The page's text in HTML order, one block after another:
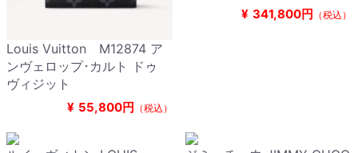
Louis Vuitton M12874 ア
ンヴェロップ･カルト ドゥ
ヴィジット
¥ 55,800円 （税込）
¥ 341,800円 （税込）